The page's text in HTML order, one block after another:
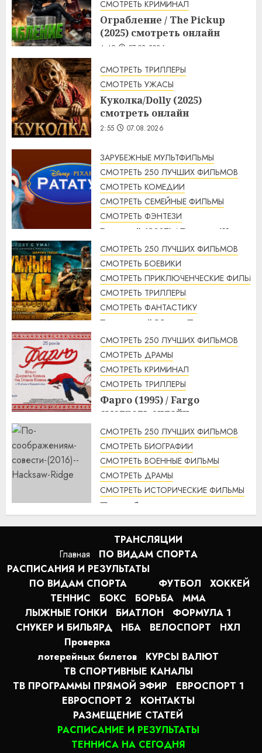
СМОТРЕТЬ КРИМИНАЛ
Ограбление / The Pickup
(2025) смотреть онлайн
4:49 07.08.2026
СМОТРЕТЬ ТРИЛЛЕРЫ
СМОТРЕТЬ УЖАСЫ
Куколка/Dolly (2025)
смотреть онлайн
2:55 07.08.2026
ЗАРУБЕЖНЫЕ МУЛЬТФИЛЬМЫ
СМОТРЕТЬ 250 ЛУЧШИХ ФИЛЬМОВ
СМОТРЕТЬ КОМЕДИИ
СМОТРЕТЬ СЕМЕЙНЫЕ ФИЛЬМЫ
СМОТРЕТЬ ФЭНТЕЗИ
Рататуй (2007) / Ratatouille
смотреть онлайн
2:32 07.08.2026
СМОТРЕТЬ 250 ЛУЧШИХ ФИЛЬМОВ
СМОТРЕТЬ БОЕВИКИ
СМОТРЕТЬ ПРИКЛЮЧЕНЧЕСКИЕ ФИЛЬМЫ
СМОТРЕТЬ ТРИЛЛЕРЫ
СМОТРЕТЬ ФАНТАСТИКУ
Безумный Макс: Дорога
ярости (2015) / Mad Max: Fury
Road смотреть онлайн
1:56 07.08.2026
СМОТРЕТЬ 250 ЛУЧШИХ ФИЛЬМОВ
СМОТРЕТЬ ДРАМЫ
СМОТРЕТЬ КРИМИНАЛ
СМОТРЕТЬ ТРИЛЛЕРЫ
Фарго (1995) / Fargo
смотреть онлайн
1:49 07.08.2026
СМОТРЕТЬ 250 ЛУЧШИХ ФИЛЬМОВ
СМОТРЕТЬ БИОГРАФИИ
СМОТРЕТЬ ВОЕННЫЕ ФИЛЬМЫ
СМОТРЕТЬ ДРАМЫ
СМОТРЕТЬ ИСТОРИЧЕСКИЕ ФИЛЬМЫ
По соображениям совести
(2016) / Hacksaw Ridge
Главная
ТРАНСЛЯЦИИ
ПО ВИДАМ СПОРТA
РАСПИСАНИЯ И РЕЗУЛЬТАТЫ
ПО ВИДАМ СПОРТА
ФУТБОЛ
ХОККЕЙ
ТЕННИС
БОКС БОРЬБА
MMA
ЛЫЖНЫЕ ГОНКИ
БИАТЛОН
ФОРМУЛА 1
СНУКЕР И БИЛЬЯРД
НБА ВЕЛОСПОРТ
НХЛ
Проверка
лотерейных билетов
КУРСЫ ВАЛЮТ
ТВ СПОРТИВНЫЕ КАНАЛЫ
ТВ ПРОГРАММЫ ПРЯМОЙ ЭФИР
ЕВРОСПОРТ 1
ЕВРОСПОРТ 2
КОНТАКТЫ
РАЗМЕЩЕНИЕ СТАТЕЙ
РАСПИСАНИЕ И РЕЗУЛЬТАТЫ
ТЕННИСА НА СЕГОДНЯ